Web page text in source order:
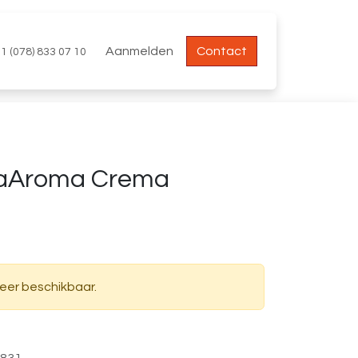
(078) 833 07 10 Aanmelden Contact
Crema
beschikbaar.